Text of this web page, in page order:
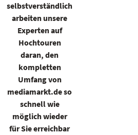
selbstverständlich
arbeiten unsere
Experten auf
Hochtouren
daran, den
kompletten
Umfang von
mediamarkt.de so
schnell wie
möglich wieder
für Sie erreichbar